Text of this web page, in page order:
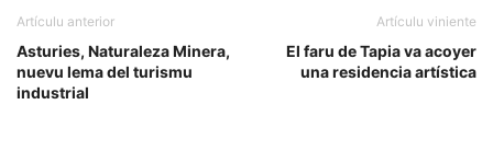
Artículu anterior
Asturies, Naturaleza Minera,
nuevu lema del turismu
industrial
Artículu viniente
El faru de Tapia va acoyer
una residencia artística